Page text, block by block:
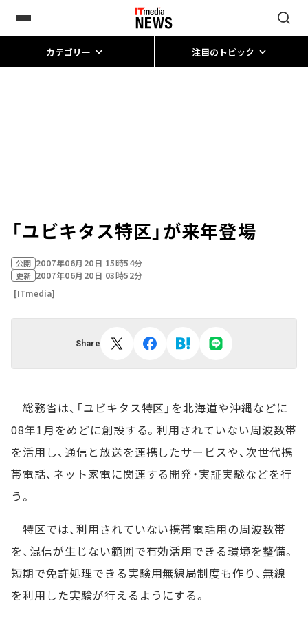
カテゴリー 注目のトピック
「ユビキタス特区」が来年登場
公開 2007年06月20日 15時54分
更新 2007年06月20日 03時52分
[ITmedia]
Share
総務省は、「ユビキタス特区」を北海道や沖縄などに
08年1月をめどに創設する。利用されていない周波数帯
を活用し、通信と放送を連携したサービスや、次世代携
帯電話、ネット家電に関連する開発・実証実験などを行
う。
特区では、利用されていない携帯電話用の周波数帯
を、混信が生じない範囲で有効活用できる環境を整備。
短期で免許処理できる実験用無線局制度も作り、無線
を利用した実験が行えるようにする。